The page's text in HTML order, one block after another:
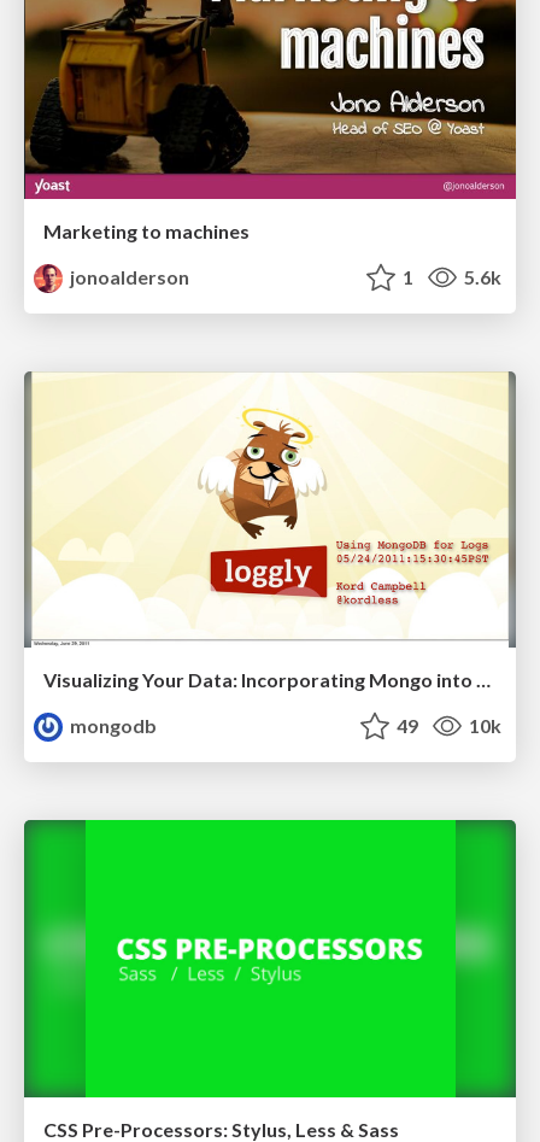
Marketing to machines
jonoalderson
1 5.6k
Visualizing Your Data: Incorporating Mongo into Loggly Infrastructure
mongodb
49 10k
CSS Pre-Processors: Stylus, Less & Sass